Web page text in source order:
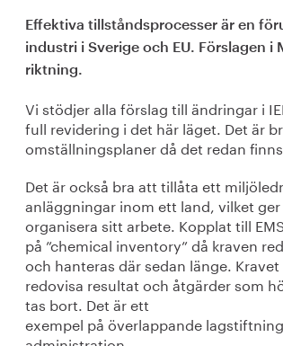
Effektiva tillståndsprocesser är en
industri i Sverige och EU. Förslagen
riktning.
Vi stödjer alla förslag till ändringar i
full revidering i det här läget. Det är
omställningsplaner då det redan
Det är också bra att tillåta ett
anläggningar inom ett land, vilket
organisera sitt arbete. Kopplat till
på ”chemical inventory” då kraven
och hanteras där sedan länge.
redovisa resultat och åtgärder som
tas bort. Det är ett
exempel på överlappande